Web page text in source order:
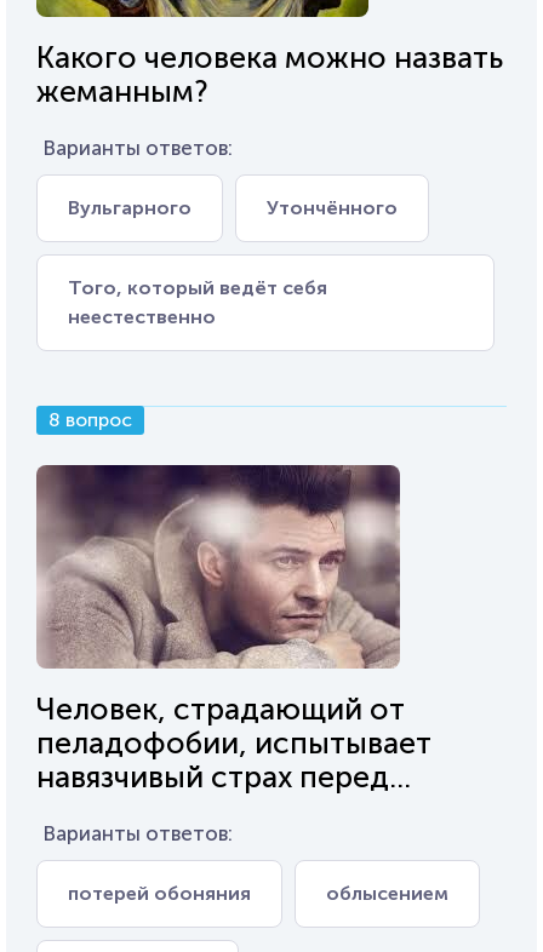
Какого человека можно назвать
жеманным?
Варианты ответов:
Вульгарного Утончённого
Того, который ведёт себя
неестественно
8 вопрос
Человек, страдающий от
пеладофобии, испытывает
навязчивый страх перед...
Варианты ответов:
потерей обоняния облысением